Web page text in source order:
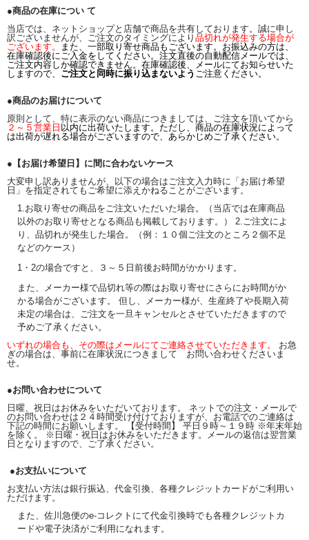
●商品の在庫につい て
当店では、ネットショップと店舗で商品を共有しております。誠に申し
訳ございませんが、ご注文のタイミングにより 品切れが発生する場合が
ございます。
また、一部取り寄せ商品もございます。お振込みの方は、
在庫確認後にご入金をしてください。注文直後の自動配信メールでは、
ご注文内容しか確認できません。在庫確認後、メールにてお知らせいた
しますので、 ご注文と同時に振り込まないよう ご注意ください。
●商品のお届けについて
原則として、特に表示のない商品につきましては、ご注文を頂いてから
２～５営業日 以内に出荷いたします。ただし、商品の在庫状況によって
は出荷が遅れる場合がございますので、あらかじめご了承ください。
●【お届け希望日】に間に合わないケース
大変申し訳ありませんが、以下の場合はご注文入力時に「お届け希望
日」を指定されてもご希望に添えかねることがございます。
1.お取り寄せの商品をご注文いただいた場合。（当店では在庫商品
以外のお取り寄せとなる商品も掲載しております。） 2.ご注文によ
り、品切れが発生した場合。（例：１０個ご注文のところ２個不足
などのケース）
1・2の場合ですと、３～５日前後お時間がかかります。
また、メーカー様で品切れ等の際はお取り寄せにさらにお時間がか
かる場合がございます。 但し、メーカー様が、生産終了や長期入荷
未定の場合は、ご注文を一旦キャンセルとさせていただきますので
予めご了承ください。
いずれの場合も、その際はメールにてご連絡させていただきます。 お急
ぎの場合は、事前に在庫状況につきまして お問い合わせくださいま
せ。
●お問い合わせについて
日曜、祝日はお休みをいただいております。 ネットでの注文・メールで
のお問い合わせは２４時間受け付けておりますが、お電話でのご連絡は
下記の時間にお願いします。 【受付時間】 平日９時～１９時 ※年末年始
を除く。 ※日曜・祝日はお休みをいただきます。メールの返信は翌営業
日となりますので、ご了承ください。
●お支払いについて
お支払い方法は銀行振込、代金引換、各種クレジットカードがご利用い
ただけます。
また、佐川急便のe-コレクトにて代金引換時でも各種クレジットカ
ードや電子決済がご利用になれます。